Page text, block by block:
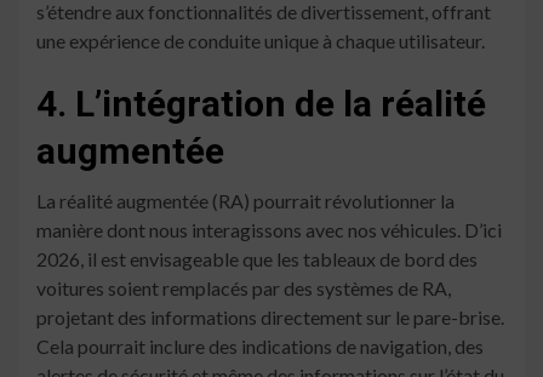
s’étendre aux fonctionnalités de divertissement, offrant
une expérience de conduite unique à chaque utilisateur.
4. L’intégration de la réalité
augmentée
La réalité augmentée (RA) pourrait révolutionner la
manière dont nous interagissons avec nos véhicules. D’ici
2026, il est envisageable que les tableaux de bord des
voitures soient remplacés par des systèmes de RA,
projetant des informations directement sur le pare-brise.
Cela pourrait inclure des indications de navigation, des